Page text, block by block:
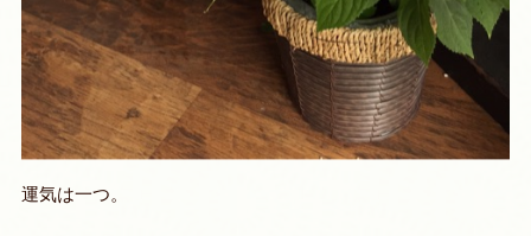
運気は一つ。